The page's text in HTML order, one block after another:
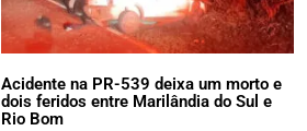
Acidente na PR-539 deixa um morto e
dois feridos entre Marilândia do Sul e
Rio Bom